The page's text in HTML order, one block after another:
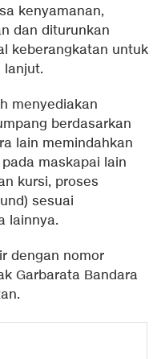
kenyamanan,
dan diturunkan
keberangkatan untuk
lanjut.
menyediakan
berdasarkan
lain memindahkan
maskapai lain
kursi, proses
sesuai
lainnya.
dengan nomor
Garbarata Bandara